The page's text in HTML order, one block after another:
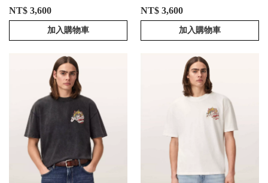
NT$ 3,600
加入購物車
NT$ 3,600
加入購物車